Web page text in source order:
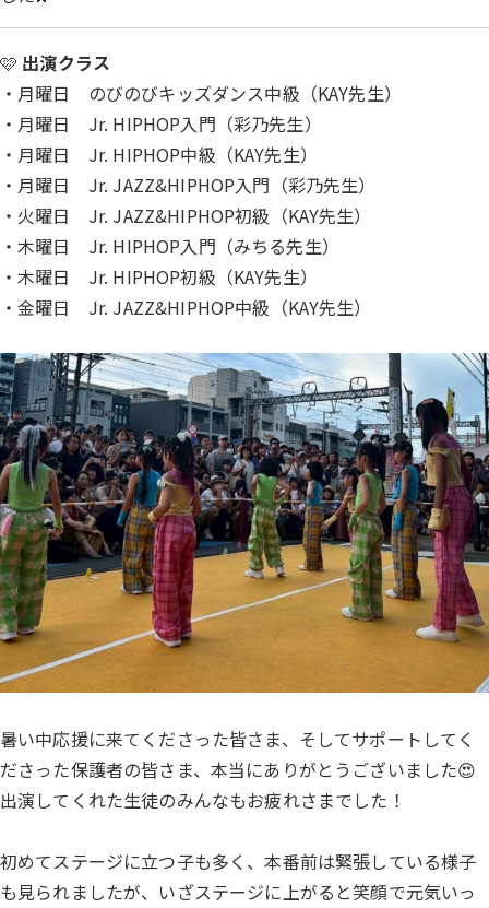
🩷 出演クラス
・月曜日 のびのびキッズダンス中級（KAY先生）
・月曜日 Jr. HIPHOP入門（彩乃先生）
・月曜日 Jr. HIPHOP中級（KAY先生）
・月曜日 Jr. JAZZ&HIPHOP入門（彩乃先生）
・火曜日 Jr. JAZZ&HIPHOP初級（KAY先生）
・木曜日 Jr. HIPHOP入門（みちる先生）
・木曜日 Jr. HIPHOP初級（KAY先生）
・金曜日 Jr. JAZZ&HIPHOP中級（KAY先生）
暑い中応援に来てくださった皆さま、そしてサポートしてく
ださった保護者の皆さま、本当にありがとうございました😍
出演してくれた生徒のみんなもお疲れさまでした！
初めてステージに立つ子も多く、本番前は緊張している様子
も見られましたが、いざステージに上がると笑顔で元気いっ